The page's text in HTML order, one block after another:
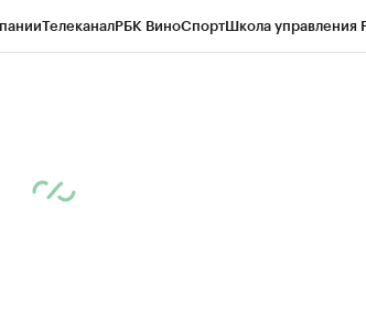
ТелеканалРБК ВиноСпортШкола управления